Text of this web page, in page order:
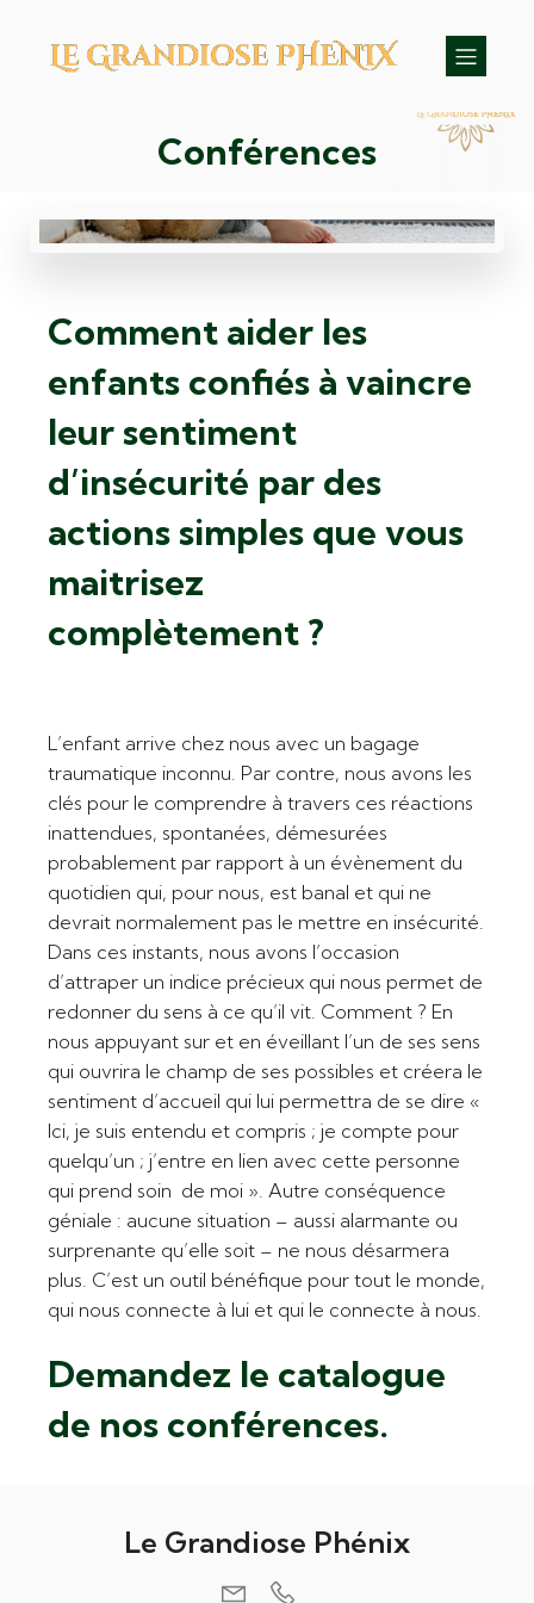
Conférences
Comment aider les
enfants confiés à vaincre
leur sentiment
d’insécurité par des
actions simples que vous
maitrisez
complètement ?
L’enfant arrive chez nous avec un bagage
traumatique inconnu. Par contre, nous avons les
clés pour le comprendre à travers ces réactions
inattendues, spontanées, démesurées
probablement par rapport à un évènement du
quotidien qui, pour nous, est banal et qui ne
devrait normalement pas le mettre en insécurité.
Dans ces instants, nous avons l’occasion
d’attraper un indice précieux qui nous permet de
redonner du sens à ce qu’il vit. Comment ? En
nous appuyant sur et en éveillant l’un de ses sens
qui ouvrira le champ de ses possibles et créera le
sentiment d’accueil qui lui permettra de se dire «
Ici, je suis entendu et compris ; je compte pour
quelqu’un ; j’entre en lien avec cette personne
qui prend soin de moi ». Autre conséquence
géniale : aucune situation – aussi alarmante ou
surprenante qu’elle soit – ne nous désarmera
plus. C’est un outil bénéfique pour tout le monde,
qui nous connecte à lui et qui le connecte à nous.
Demandez le catalogue
de nos conférences.
Le Grandiose Phénix